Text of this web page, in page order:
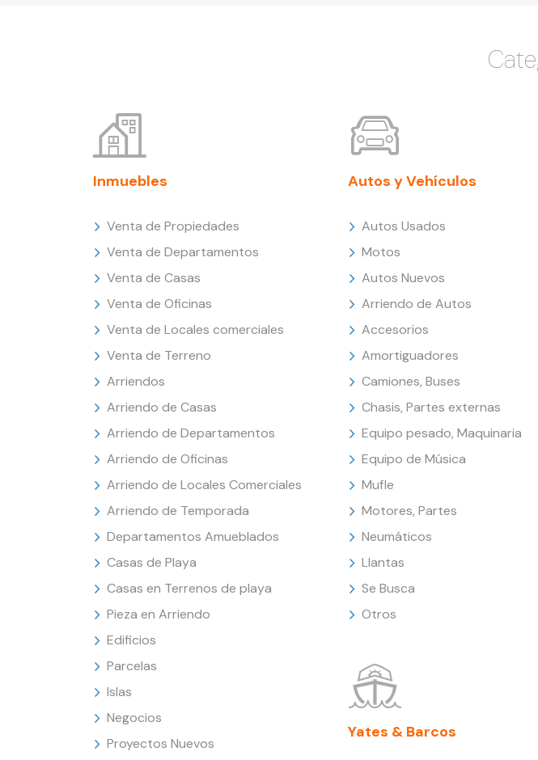
Inmuebles
Venta de Propiedades
Venta de Departamentos
Venta de Casas
Venta de Oficinas
Venta de Locales comerciales
Venta de Terreno
Arriendos
Arriendo de Casas
Arriendo de Departamentos
Arriendo de Oficinas
Arriendo de Locales Comerciales
Arriendo de Temporada
Departamentos Amueblados
Casas de Playa
Casas en Terrenos de playa
Pieza en Arriendo
Edificios
Parcelas
Islas
Negocios
Proyectos Nuevos
Autos y Vehículos
Autos Usados
Motos
Autos Nuevos
Arriendo de Autos
Accesorios
Amortiguadores
Camiones, Buses
Chasis, Partes externas
Equipo pesado, Maquinaria
Equipo de Música
Mufle
Motores, Partes
Neumáticos
Llantas
Se Busca
Otros
Yates & Barcos